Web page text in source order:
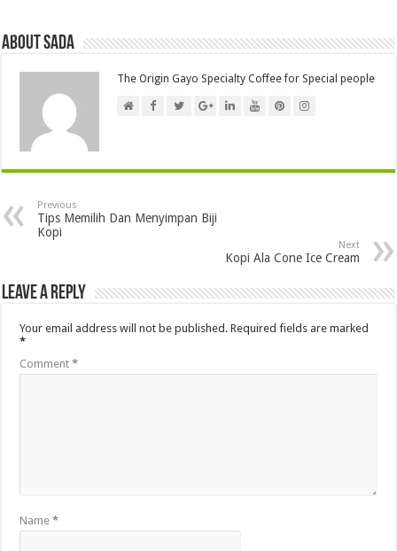
About Sada
The Origin Gayo Specialty Coffee for Special people
Previous
Tips Memilih Dan Menyimpan Biji
Kopi
Next
Kopi Ala Cone Ice Cream
Leave a Reply
Your email address will not be published. Required fields are marked
*
Comment*
Name*